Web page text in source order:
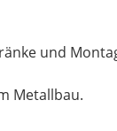
und
Metallbau.